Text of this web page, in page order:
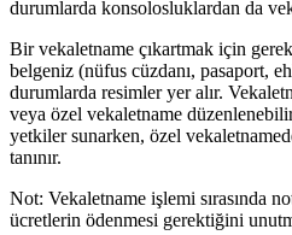
durumlarda konsolosluklardan da
Bir vekaletname çıkartmak için
belgeniz (nüfus cüzdanı, pasaport,
durumlarda resimler yer alır.
veya özel vekaletname
yetkiler sunarken, özel
tanınır.
Not: Vekaletname işlemi sırasında
ücretlerin ödenmesi gerektiğini